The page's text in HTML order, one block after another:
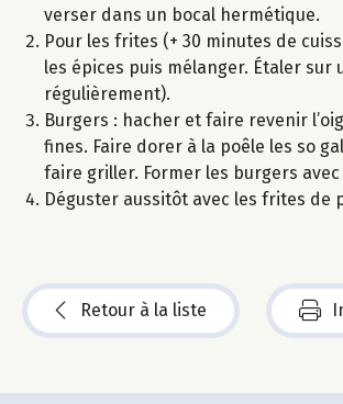
verser dans un bocal hermétique.
Pour les frites (+ 30 minutes de
les épices puis mélanger. Étaler
régulièrement).
Burgers : hacher et faire revenir
fines. Faire dorer à la poêle les so
faire griller. Former les burgers
Déguster aussitôt avec les frites de
Retour à la liste